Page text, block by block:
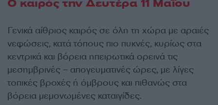
Ο καιρός την Δευτέρα 11 Μαΐου
Γενικά αίθριος καιρός σε όλη τη χώρα με αραιές
νεφώσεις, κατά τόπους πιο πυκνές, κυρίως στα
κεντρικά και βόρεια ηπειρωτικά ορεινά τις
μεσημβρινές – απογευματινές ώρες, με λίγες
τοπικές βροχές ή όμβρους και πιθανώς στα
βόρεια μεμονωμένες καταιγίδες.